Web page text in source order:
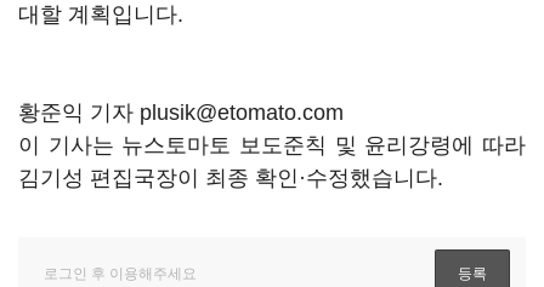
대할 계획입니다.
황준익 기자 plusik@etomato.com
이 기사는 뉴스토마토 보도준칙 및 윤리강령에 따라
김기성 편집국장이 최종 확인·수정했습니다.